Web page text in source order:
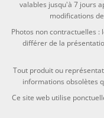
valables jusqu'à 7 jours
modifications
Photos non contractuelles
différer de la
Tout produit ou
informations obsolètes
Ce site web utilise